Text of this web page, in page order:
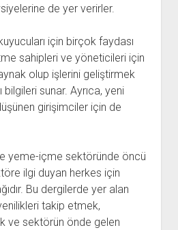
de yer verirler.
için birçok faydası
sahipleri ve yöneticileri için
olup işlerini geliştirmek
sunar. Ayrıca, yeni
girişimciler için de
yeme-içme sektöründe öncü
ilgi duyan herkes için
Bu dergilerde yer alan
takip etmek,
ve sektörün önde gelen